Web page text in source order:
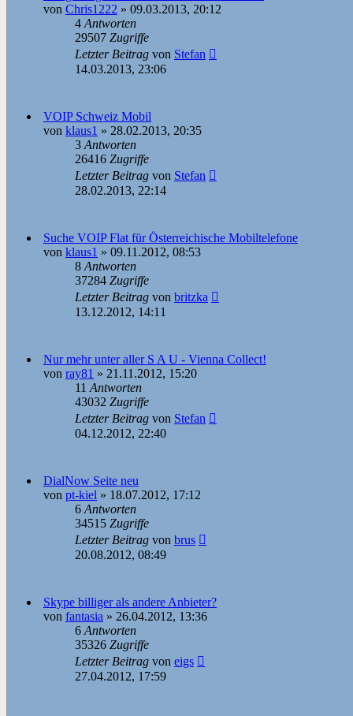
von Chris1222 » 09.03.2013, 20:12
4Antworten
29507 Zugriffe
Letzter Beitrag von Stefan
14.03.2013, 23:06
VOIP Schweiz Mobil
von klaus1 » 28.02.2013, 20:35
3Antworten
26416 Zugriffe
Letzter Beitrag von Stefan
28.02.2013, 22:14
Suche VOIP Flat für Österreichische Mobiltelefone
von klaus1 » 09.11.2012, 08:53
8Antworten
37284 Zugriffe
Letzter Beitrag von britzka
13.12.2012, 14:11
Nur mehr unter aller S A U - Vienna Collect!
von ray81 » 21.11.2012, 15:20
11Antworten
43032 Zugriffe
Letzter Beitrag von Stefan
04.12.2012, 22:40
DialNow Seite neu
von pt-kiel » 18.07.2012, 17:12
6Antworten
34515 Zugriffe
Letzter Beitrag von brus
20.08.2012, 08:49
Skype billiger als andere Anbieter?
von fantasia » 26.04.2012, 13:36
6Antworten
35326 Zugriffe
Letzter Beitrag von eigs
27.04.2012, 17:59